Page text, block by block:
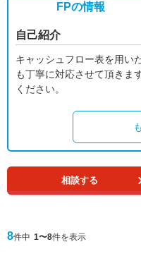
FPの情報
自己紹介
キャッシュフロー表を用い
も丁寧に対応させて頂きま
ください。
相談する
8件中 1〜8件を表示